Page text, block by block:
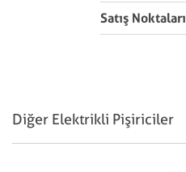
Satış Noktaları
Diğer Elektrikli Pişiriciler